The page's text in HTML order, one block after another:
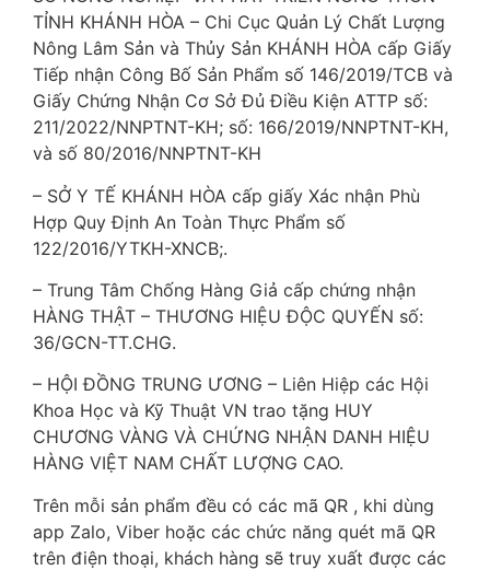
TỈNH KHÁNH HÒA – Chi Cục Quản Lý Chất Lượng
Nông Lâm Sản và Thủy Sản KHÁNH HÒA cấp Giấy
Tiếp nhận Công Bố Sản Phẩm số 146/2019/TCB và
Giấy Chứng Nhận Cơ Sở Đủ Điều Kiện ATTP số:
211/2022/NNPTNT-KH; số: 166/2019/NNPTNT-KH,
và số 80/2016/NNPTNT-KH
– SỞ Y TẾ KHÁNH HÒA cấp giấy Xác nhận Phù
Hợp Quy Định An Toàn Thực Phẩm số
122/2016/YTKH-XNCB;.
– Trung Tâm Chống Hàng Giả cấp chứng nhận
HÀNG THẬT – THƯƠNG HIỆU ĐỘC QUYẾN số:
36/GCN-TT.CHG.
– HỘI ĐỒNG TRUNG ƯƠNG – Liên Hiệp các Hội
Khoa Học và Kỹ Thuật VN trao tặng HUY
CHƯƠNG VÀNG VÀ CHỨNG NHẬN DANH HIỆU
HÀNG VIỆT NAM CHẤT LƯỢNG CAO.
Trên mỗi sản phẩm đều có các mã QR , khi dùng
app Zalo, Viber hoặc các chức năng quét mã QR
trên điện thoại, khách hàng sẽ truy xuất được các